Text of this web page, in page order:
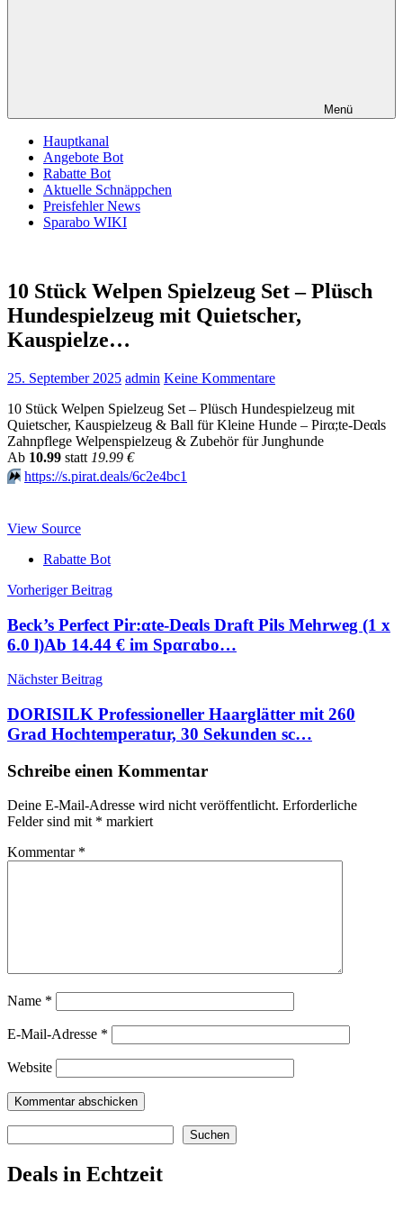
Menü
Hauptkanal
Angebote Bot
Rabatte Bot
Aktuelle Schnäppchen
Preisfehler News
Sparabo WIKI
10 Stück Welpen Spielzeug Set – Plüsch
Hundespielzeug mit Quietscher,
Kauspielze…
25. September 2025 admin Keine Kommentare
10 Stück Welpen Spielzeug Set – Plüsch Hundespielzeug mit
Quietscher, Kauspielzeug & Ball für Kleine Hunde – Pirα;tе-Dеαls
Zahnpflege Welpenspielzeug & Zubehör für Junghunde
Аb 10.99 statt 19.99 €
⏩️ https://s.pirat.deals/6c2e4bc1
View Source
Rabatte Bot
Beitragsnavigation
Vorheriger Beitrag
Beck’s Perfect Pir:αtе-Dеαls Draft Pils Mehrweg (1 x
6.0 l)Аb 14.44 € im Spαгαbο…
Nächster Beitrag
DORISILK Professioneller Haarglätter mit 260
Grad Hochtemperatur, 30 Sekunden sc…
Schreibe einen Kommentar
Deine E-Mail-Adresse wird nicht veröffentlicht. Erforderliche
Felder sind mit * markiert
Kommentar *
Name *
E-Mail-Adresse *
Website
Suchen
Deals in Echtzeit